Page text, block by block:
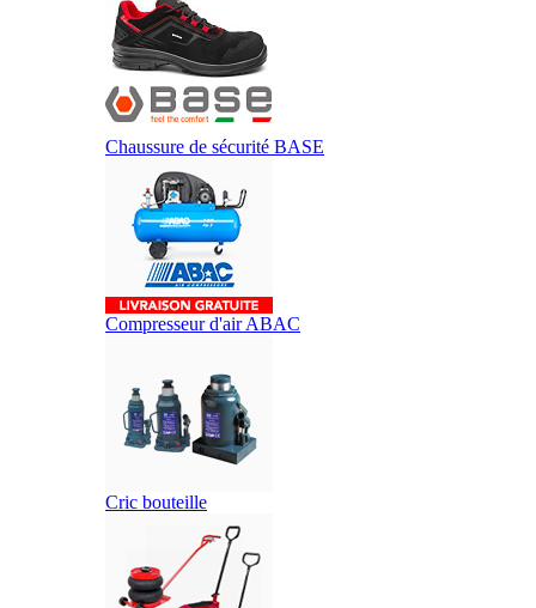
Chaussure de sécurité BASE
Compresseur d'air ABAC
Cric bouteille